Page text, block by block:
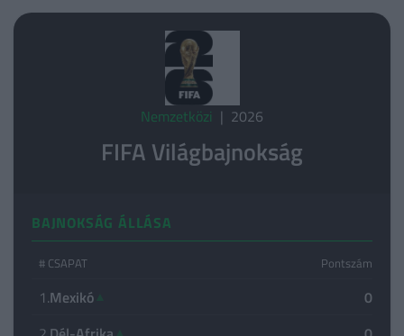
Nemzetközi | 2026
FIFA Világbajnokság
BAJNOKSÁG ÁLLÁSA
# CSAPAT Pontszám
1.Mexikó▲
0